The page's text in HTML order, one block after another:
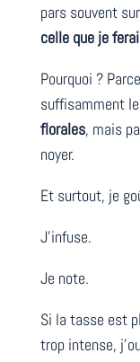
pars souvent
celle que je
Pourquoi ?
suffisamment
florales, mais
noyer.
Et surtout, je
J’infuse.
Je note.
Si la tasse est
trop intense,